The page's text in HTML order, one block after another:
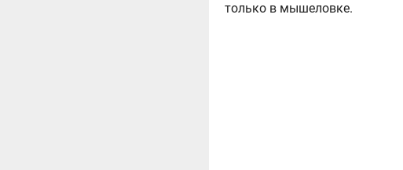
только в мышеловке.